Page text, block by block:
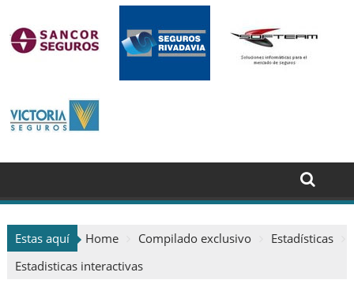
Estas aquí Home Compilado exclusivo
Estadísticas
Estadisticas interactivas